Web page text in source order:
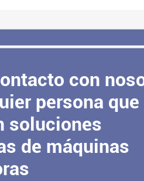
con
persona que
soluciones
de máquinas